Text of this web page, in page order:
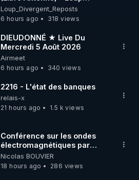
Divergent 2026.08.06
Loup_Divergent_Reposts
6 hours ago
318 views
DIEUDONNÉ ★ Live Du
Mercredi 5 Août 2026
Airmeet
6 hours ago
340 views
2216 - L'état des banques
relais-x
21 hours ago
1.5 k views
Conférence sur les ondes
électromagnétiques par
Grégoire Caustru et Bart de
Wever !
Nicolas BOUVIER
18 hours ago
286 views